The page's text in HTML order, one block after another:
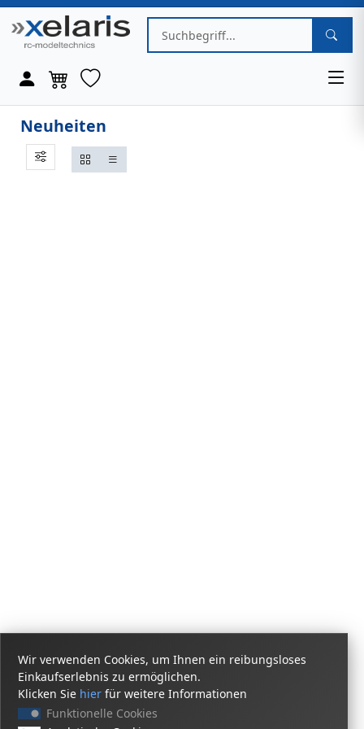
Neuheiten
Wir verwenden Cookies, um Ihnen ein reibungsloses
Einkaufserlebnis zu ermöglichen.
Klicken Sie hier für weitere Informationen
Funktionelle Cookies